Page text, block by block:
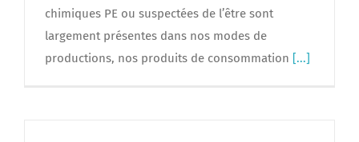
chimiques PE ou suspectées de l’être sont
largement présentes dans nos modes de
productions, nos produits de consommation [...]